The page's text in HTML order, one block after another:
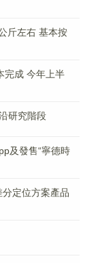
斤左右 基本按
完成 今年上半
研究階段
及發售“寧德時
定位方案產品